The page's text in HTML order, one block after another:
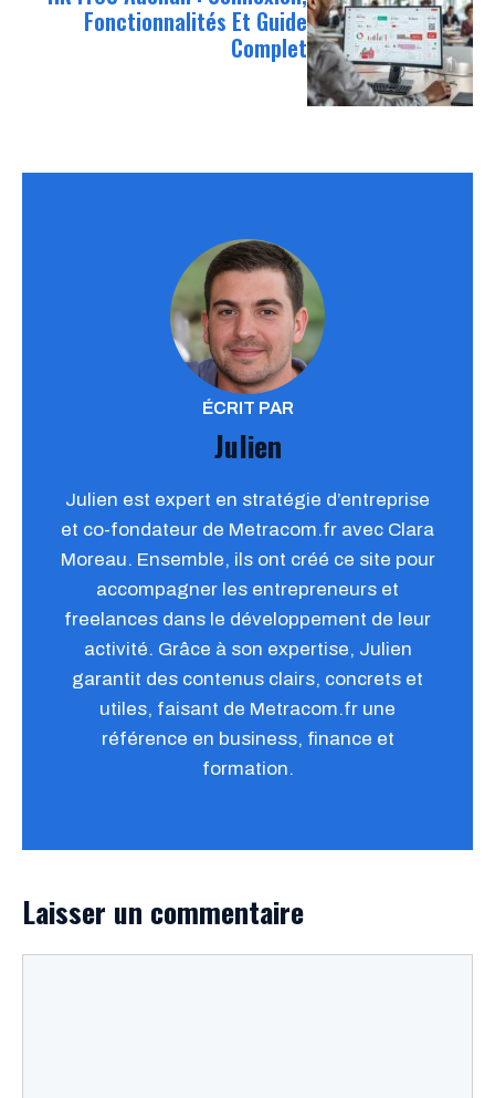
Fonctionnalités Et Guide
Complet
ÉCRIT PAR
Julien
Julien est expert en stratégie d’entreprise
et co-fondateur de Metracom.fr avec Clara
Moreau. Ensemble, ils ont créé ce site pour
accompagner les entrepreneurs et
freelances dans le développement de leur
activité. Grâce à son expertise, Julien
garantit des contenus clairs, concrets et
utiles, faisant de Metracom.fr une
référence en business, finance et
formation.
Laisser un commentaire